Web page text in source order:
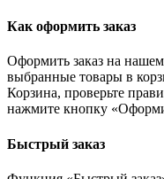
Как оформить заказ
Оформить заказ на нашем
выбранные товары в
Корзина, проверьте
нажмите кнопку
Быстрый заказ